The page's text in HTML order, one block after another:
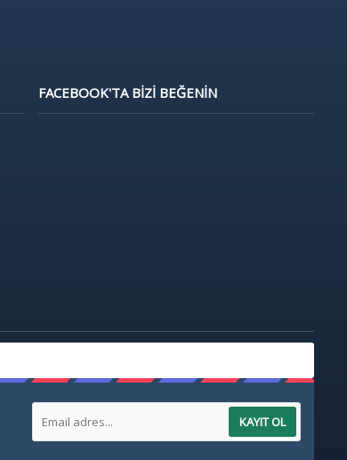
FACEBOOK'TA BIZI BEĞENIN
KAYIT OL